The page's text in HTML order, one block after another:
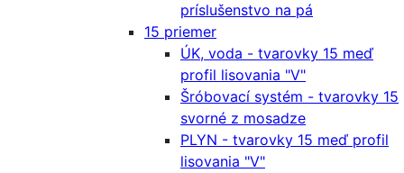
príslušenstvo na pá
15 priemer
ÚK, voda - tvarovky 15 meď
profil lisovania "V"
Šróbovací systém - tvarovky 15
svorné z mosadze
PLYN - tvarovky 15 meď profil
lisovania "V"